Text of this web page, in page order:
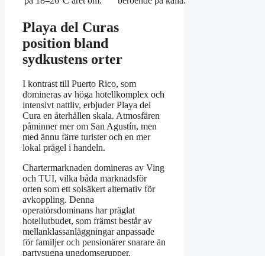
Playa del Curas
position bland
sydkustens orter
I kontrast till Puerto Rico, som
domineras av höga hotellkomplex och
intensivt nattliv, erbjuder Playa del
Cura en återhållen skala. Atmosfären
påminner mer om San Agustín, men
med ännu färre turister och en mer
lokal prägel i handeln.
Chartermarknaden domineras av Ving
och TUI, vilka båda marknadsför
orten som ett solsäkert alternativ för
avkoppling. Denna
operatörsdominans har präglat
hotellutbudet, som främst består av
mellanklassanläggningar anpassade
för familjer och pensionärer snarare än
partysugna ungdomsgrupper.